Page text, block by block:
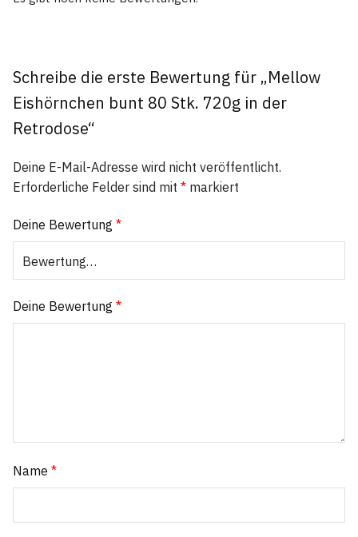
Schreibe die erste Bewertung für „Mellow
Eishörnchen bunt 80 Stk. 720g in der
Retrodose“
Deine E-Mail-Adresse wird nicht veröffentlicht.
Erforderliche Felder sind mit * markiert
Deine Bewertung *
Deine Bewertung *
Name *